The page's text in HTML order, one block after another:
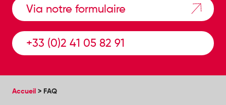
Via notre formulaire
+33 (0)2 41 05 82 91
Accueil > FAQ